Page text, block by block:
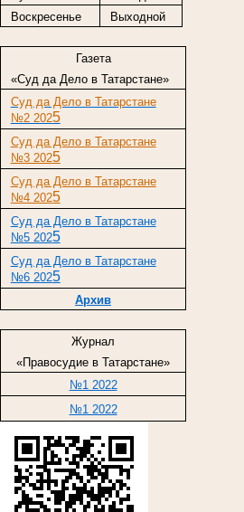
Воскресенье
Выходной
Газета
«Суд да Дело в Татарстане»
Суд да Дело в Татарстане
№2 2025
Суд да Дело в Татарстане
№3 2025
Суд да Дело в Татарстане
№4 2025
Суд да Дело в Татарстане
№5 2025
Суд да Дело в Татарстане
№6 2025
Архив
Журнал
«Правосудие в Татарстане»
№1 2022
№1 2022